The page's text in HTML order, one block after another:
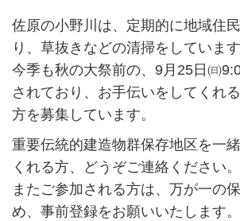
佐原の小野川は、定期的に地域住
り、草抜きなどの清掃をしています
今季も秋の大祭前の、9月25日㈰
されており、お手伝いをしてくれ
方を募集しています。
重要伝統的建造物群保存地区を一
くれる方、どうぞご連絡ください。
またご参加される方は、万が一の
め、事前登録をお願いいたします。